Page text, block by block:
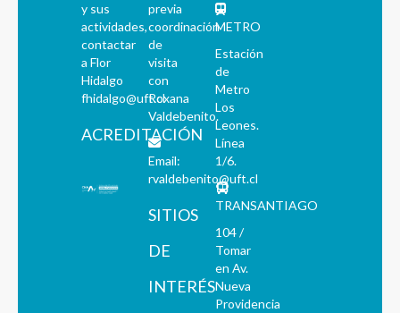
y sus
actividades,
contactar
a Flor
Hidalgo
fhidalgo@uft.cl
ACREDITACIÓN
previa
coordinación
de
visita
con
Roxana
Valdebenito.
Email:
rvaldebenito@uft.cl
SITIOS
DE
INTERÉS
METRO
Estación
de
Metro
Los
Leones.
Línea
1/6.
TRANSANTIAGO
104 /
Tomar
en Av.
Nueva
Providencia